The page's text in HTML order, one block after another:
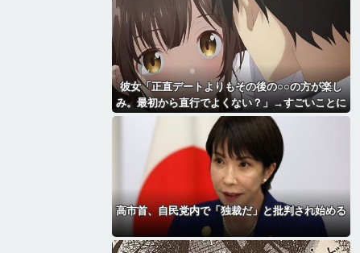
彼女「正直デートよりもその後の○○の方が楽し
み。最初から直行でよくない？」→すごいことに
なる・・・・・・
高市首、自民党内で「独裁だ」と批判され始める